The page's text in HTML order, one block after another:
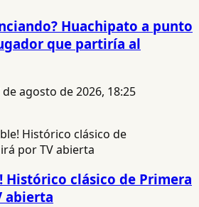
Huachipato a punto
que partiría al
de agosto de 2026, 18:25
Histórico clásico de Primera
abierta